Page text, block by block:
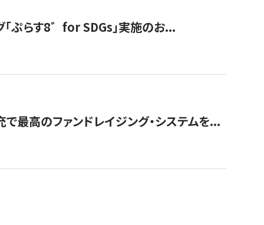
ぷらす8゛for SDGs」実施のお...
最高のファンドレイジング・システムを...